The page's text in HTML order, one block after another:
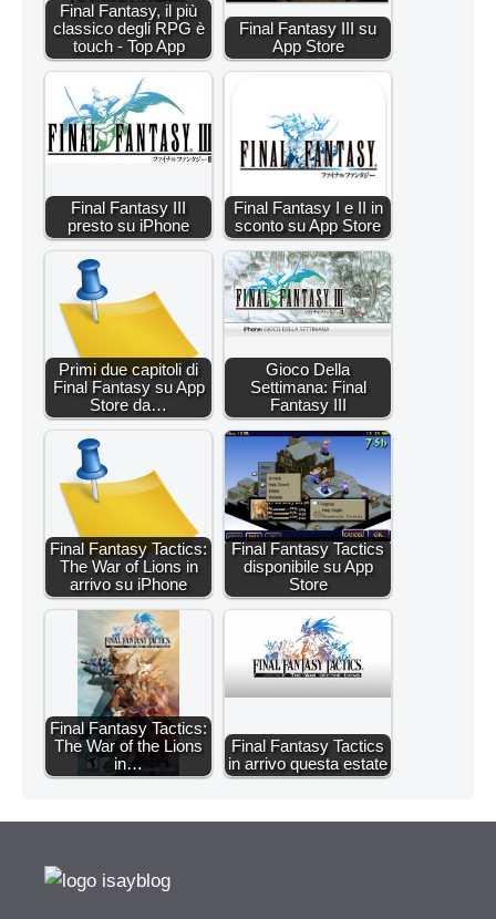
Final Fantasy, il più
classico degli RPG è
touch - Top App
Final Fantasy III su
App Store
Final Fantasy III
presto su iPhone
Final Fantasy I e II in
sconto su App Store
Primi due capitoli di
Final Fantasy su App
Store da…
Gioco Della
Settimana: Final
Fantasy III
Final Fantasy Tactics:
The War of Lions in
arrivo su iPhone
Final Fantasy Tactics
disponibile su App
Store
Final Fantasy Tactics:
The War of the Lions
in…
Final Fantasy Tactics
in arrivo questa estate